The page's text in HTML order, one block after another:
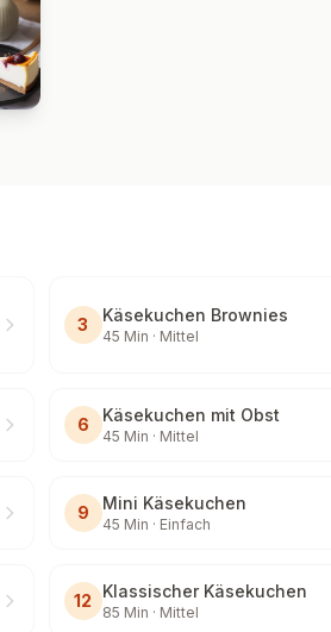
3 Käsekuchen Brownies
45 Min · Mittel
6 Käsekuchen mit Obst
45 Min · Mittel
9 Mini Käsekuchen
45 Min · Einfach
12 Klassischer Käsekuchen
85 Min · Mittel